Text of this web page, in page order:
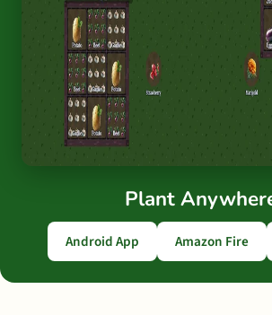
Plant
Android App Amazon Fire